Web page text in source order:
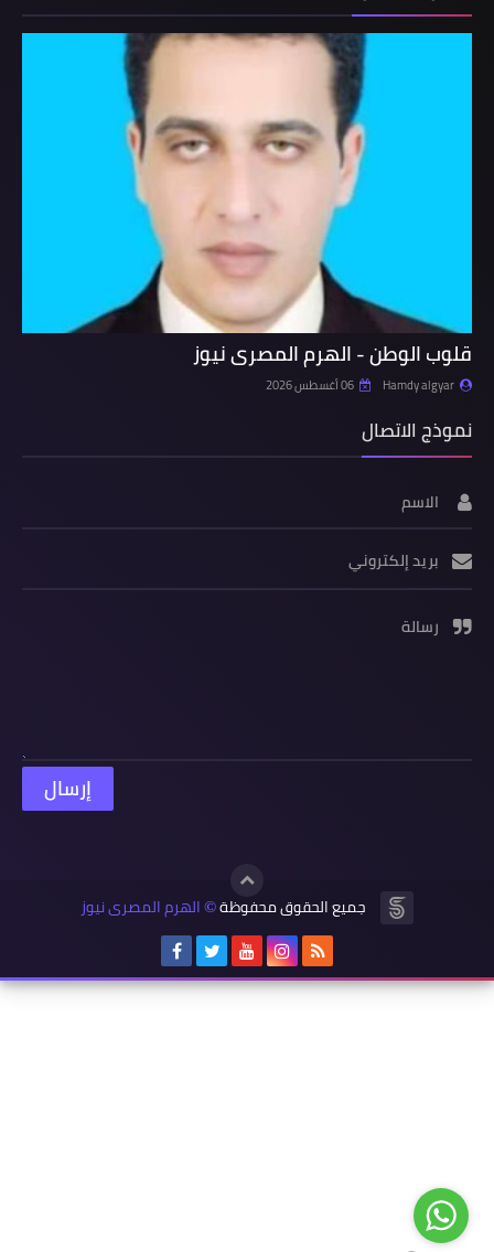
قلوب الوطن - الهرم المصرى نيوز
Hamdy algyar 06 أغسطس 2026
نموذج الاتصال
الاسم
بريد إلكتروني
رسالة
جميع الحقوق محفوظة© الهرم المصرى نيوز